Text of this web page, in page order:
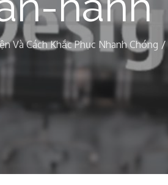
Và Cách Khắc Phục Nhanh Chóng